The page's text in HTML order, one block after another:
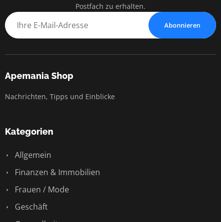
Postfach zu erhalten.
Abonnieren
Apemania Shop
Nachrichten, Tipps und Einblicke
Kategorien
Allgemein
Finanzen & Immobilien
Frauen / Mode
Geschäft